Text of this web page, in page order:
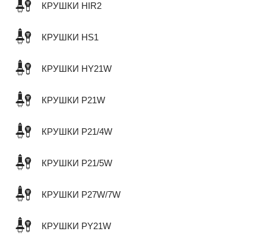
КРУШКИ HIR2
КРУШКИ HS1
КРУШКИ HY21W
КРУШКИ P21W
КРУШКИ P21/4W
КРУШКИ P21/5W
КРУШКИ P27W/7W
КРУШКИ PY21W